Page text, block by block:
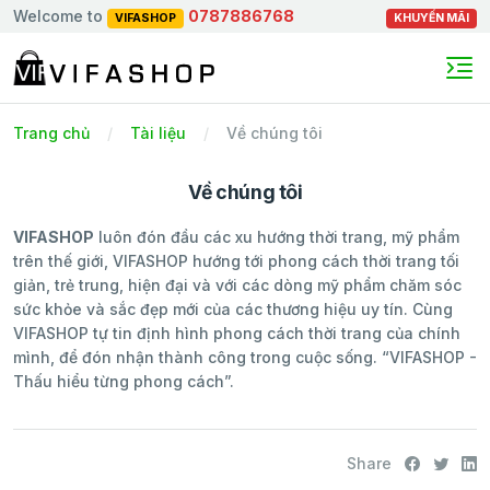
Welcome to VIFASHOP 0787886768 KHUYẾN MÃI
Trang chủ Tài liệu Về chúng tôi
Về chúng tôi
VIFASHOP luôn đón đầu các xu hướng thời trang, mỹ phẩm
trên thế giới, VIFASHOP hướng tới phong cách thời trang tối
giản, trẻ trung, hiện đại và với các dòng mỹ phẩm chăm sóc
sức khỏe và sắc đẹp mới của các thương hiệu uy tín. Cùng
VIFASHOP tự tin định hình phong cách thời trang của chính
mình, để đón nhận thành công trong cuộc sống. “VIFASHOP -
Thấu hiểu từng phong cách”.
Share